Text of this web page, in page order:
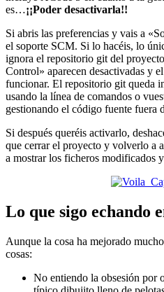
es…¡¡Poder desactivarla!!
Si abris las preferencias y vais a
el soporte SCM. Si lo hacéis, lo
ignora el repositorio git del
Control» aparecen desactivadas y
funcionar. El repositorio git queda
usando la línea de comandos o
gestionando el código fuente fuera
Si después queréis activarlo,
que cerrar el proyecto y volverlo a
a mostrar los ficheros modificados
Lo que sigo echando
Aunque la cosa ha mejorado
cosas:
No entiendo la obsesión por